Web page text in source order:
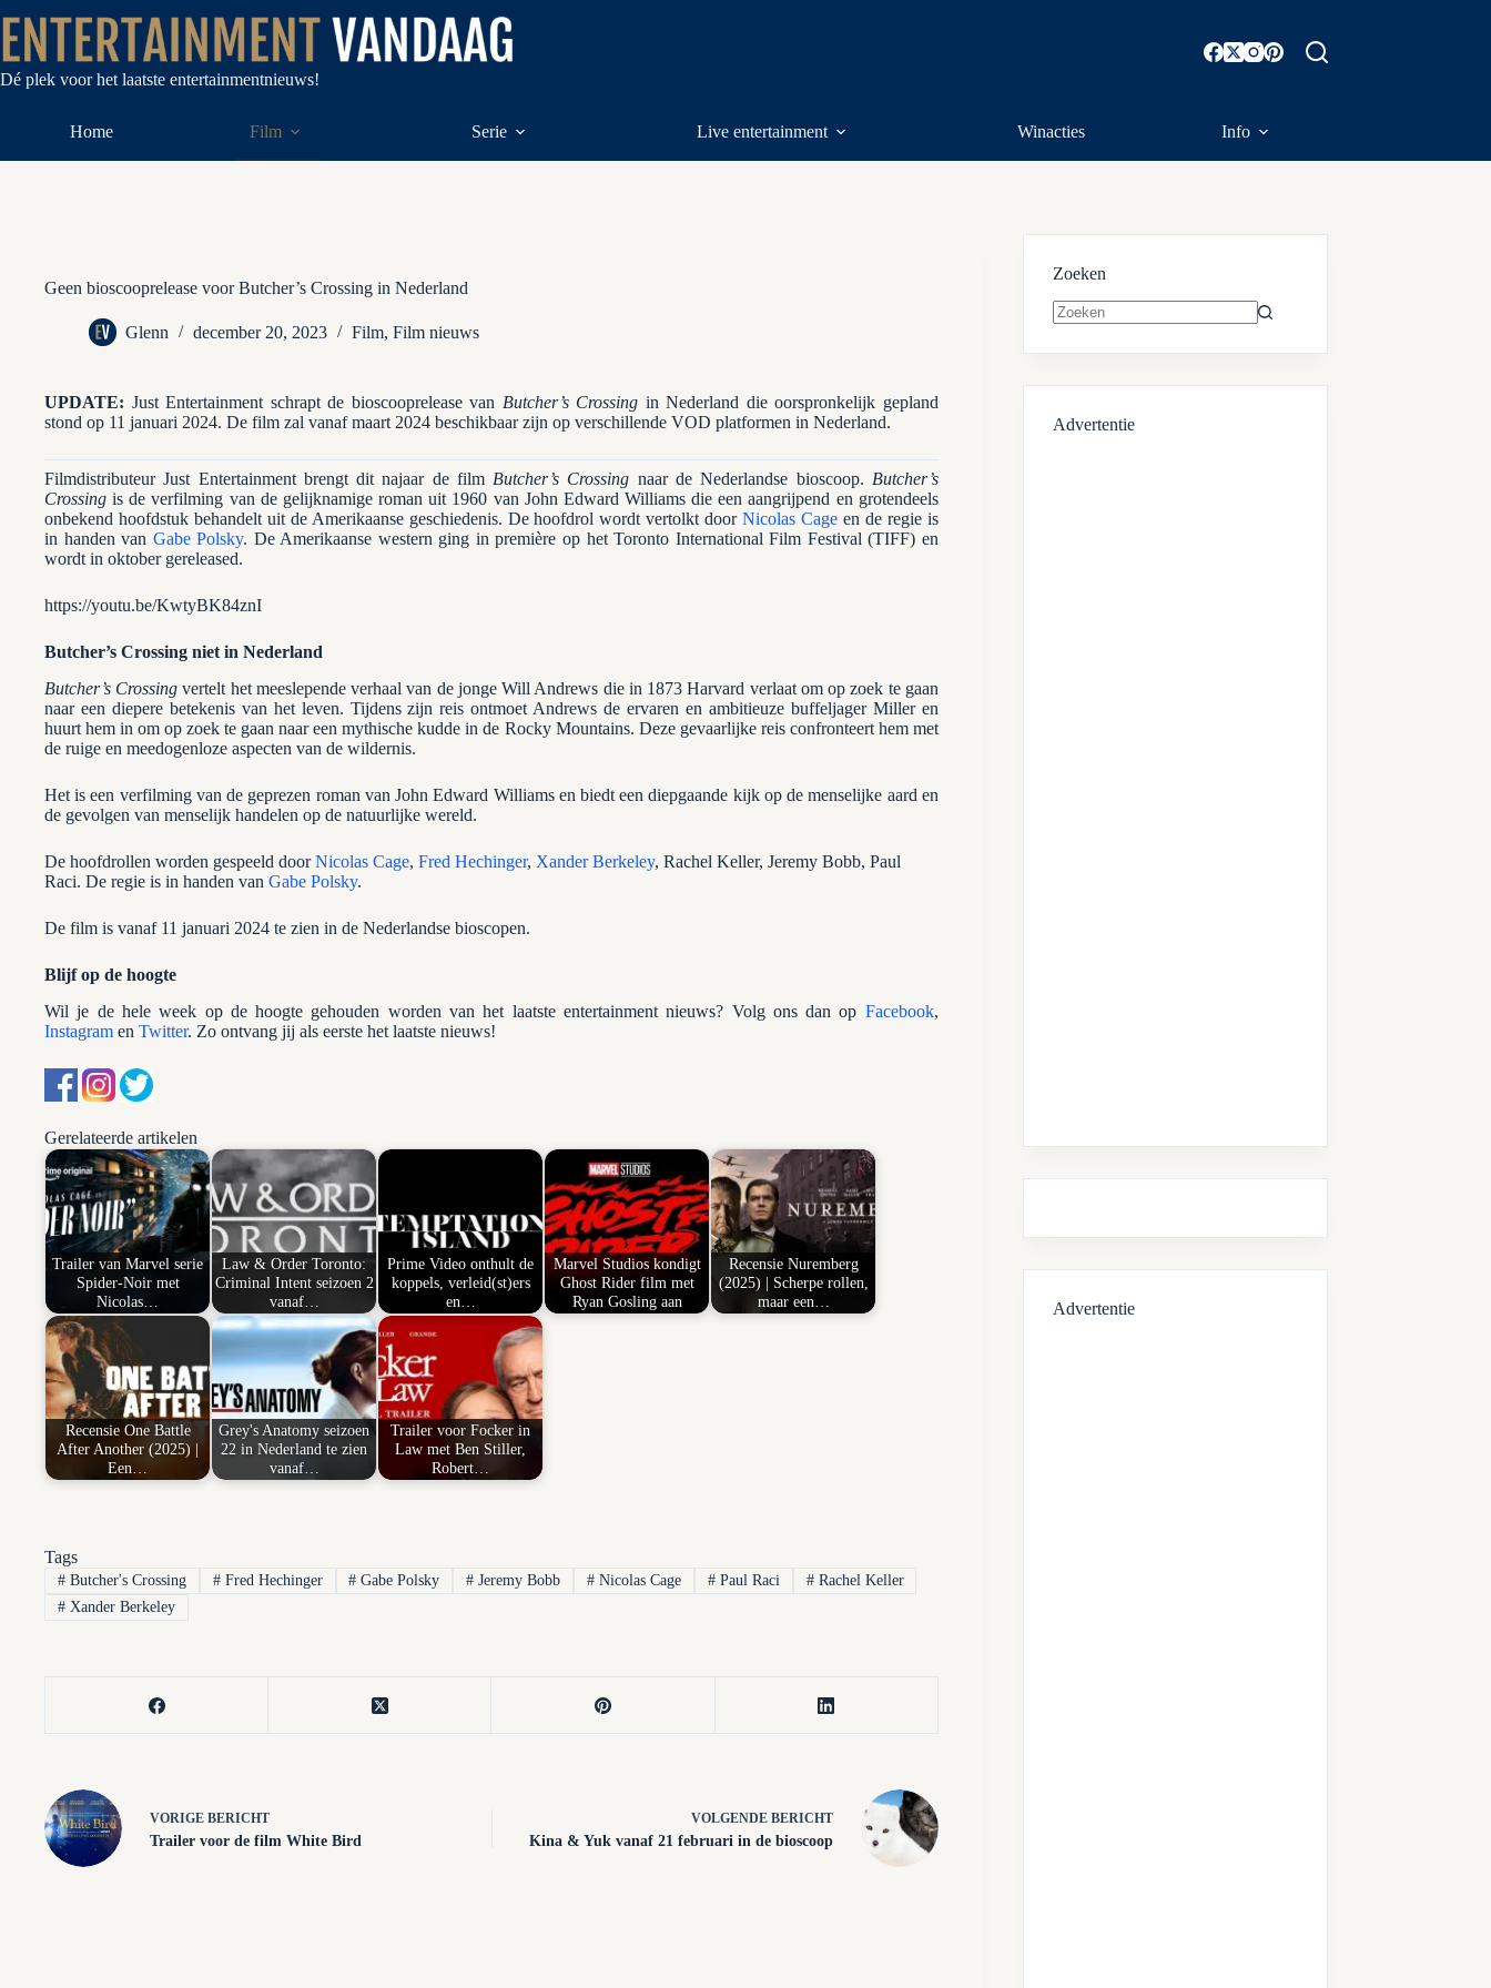
naar
de
inhoud
Dé plek voor het laatste entertainmentnieuws!
Home Film Serie Live entertainment Winacties Info
Geen bioscooprelease voor Butcher’s Crossing in Nederland
Glenn december 20, 2023 Film, Film nieuws
UPDATE: Just Entertainment schrapt de bioscooprelease van Butcher’s Crossing in Nederland die oorspronkelijk gepland
stond op 11 januari 2024. De film zal vanaf maart 2024 beschikbaar zijn op verschillende VOD platformen in Nederland.
Filmdistributeur Just Entertainment brengt dit najaar de film Butcher’s Crossing naar de Nederlandse bioscoop. Butcher’s
Crossing is de verfilming van de gelijknamige roman uit 1960 van John Edward Williams die een aangrijpend en grotendeels
onbekend hoofdstuk behandelt uit de Amerikaanse geschiedenis. De hoofdrol wordt vertolkt doorNicolas Cage en de regie is
in handen van Gabe Polsky. De Amerikaanse western ging in première op het Toronto International Film Festival (TIFF) en
wordt in oktober gereleased.
https://youtu.be/KwtyBK84znI
Butcher’s Crossing niet in Nederland
Butcher’s Crossing vertelt het meeslepende verhaal van de jonge Will Andrews die in 1873 Harvard verlaat om op zoek te gaan
naar een diepere betekenis van het leven. Tijdens zijn reis ontmoet Andrews de ervaren en ambitieuze buffeljager Miller en
huurt hem in om op zoek te gaan naar een mythische kudde in de Rocky Mountains. Deze gevaarlijke reis confronteert hem met
de ruige en meedogenloze aspecten van de wildernis.
Het is een verfilming van de geprezen roman van John Edward Williams en biedt een diepgaande kijk op de menselijke aard en
de gevolgen van menselijk handelen op de natuurlijke wereld.
De hoofdrollen worden gespeeld doorNicolas Cage, Fred Hechinger, Xander Berkeley, Rachel Keller, Jeremy Bobb, Paul
Raci. De regie is in handen van Gabe Polsky.
De film is vanaf 11 januari 2024 te zien in de Nederlandse bioscopen.
Blijf op de hoogte
Wil je de hele week op de hoogte gehouden worden van het laatste entertainment nieuws? Volg ons dan op Facebook,
Instagram en Twitter. Zo ontvang jij als eerste het laatste nieuws!
Gerelateerde artikelen
Trailer van Marvel serie
Spider-Noir met
Nicolas…
Law & Order Toronto:
Criminal Intent seizoen 2
vanaf…
Prime Video onthult de
koppels, verleid(st)ers
en…
Marvel Studios kondigt
Ghost Rider film met
Ryan Gosling aan
Recensie Nuremberg
(2025) | Scherpe rollen,
maar een…
Recensie One Battle
After Another (2025) |
Een…
Grey's Anatomy seizoen
22 in Nederland te zien
vanaf…
Trailer voor Focker in
Law met Ben Stiller,
Robert…
Tags
#Butcher's Crossing #Fred Hechinger # Gabe Polsky # Jeremy Bobb # Nicolas Cage #Paul Raci #Rachel Keller
#Xander Berkeley
VORIGE BERICHT
Trailer voor de film White Bird
VOLGENDE BERICHT
Kina & Yuk vanaf 21 februari in de bioscoop
Zoeken
resultaten
Advertentie
Advertentie